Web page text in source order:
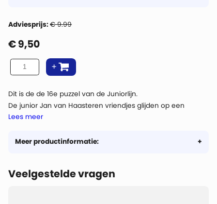
Meer productinformatie:
Dit is de de 16e puzzel van de Juniorlijn.
De junior Jan van Haasteren vriendjes glijden op een
gladde glijbaan. Vanuit de boom wordt er met
Lees meer
Adviesprijs:€ 9.99
€9,50
Veelgestelde vragen